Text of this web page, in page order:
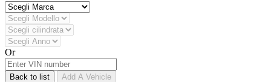
Or
Back to list Add A Vehicle